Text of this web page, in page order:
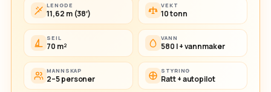
LENGDE
11,62 m (38′)
VEKT
10 tonn
SEIL
70 m²
VANN
580 l + vannmaker
MANNSKAP
2–5 personer
STYRING
Ratt + autopilot